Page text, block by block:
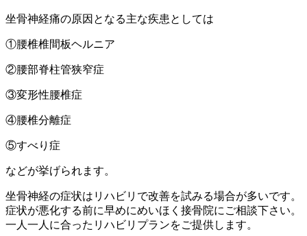
坐骨神経痛の原因となる主な疾患としては
①腰椎椎間板ヘルニア
②腰部脊柱管狭窄症
③変形性腰椎症
④腰椎分離症
⑤すべり症
などが挙げられます。
坐骨神経の症状はリハビリで改善を試みる場合が多いです。
症状が悪化する前に早めにめいほく接骨院にご相談下さい。
一人一人に合ったリハビリプランをご提供します。